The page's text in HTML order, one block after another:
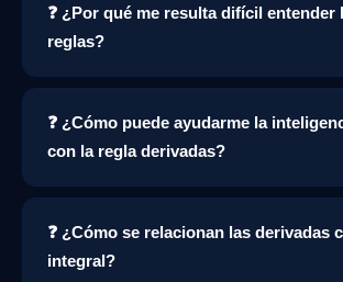
❓ ¿Por qué me resulta difícil entender
reglas?
❓ ¿Cómo puede ayudarme la
con la regla derivadas?
❓ ¿Cómo se relacionan las derivadas
integral?